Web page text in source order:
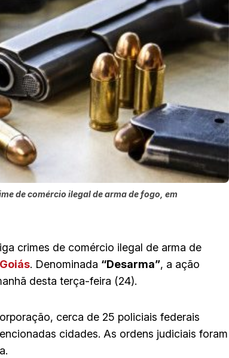
de comércio ilegal de arma de fogo, em
crimes de comércio ilegal de arma de
Goiás. Denominada “Desarma”, a ação
desta terça-feira (24).
cerca de 25 policiais federais
cidades. As ordens judiciais foram